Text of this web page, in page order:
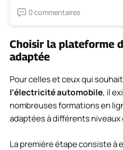
0 commentaires
Choisir la plateforme
adaptée
Pour celles et ceux qui
l’électricité automobile, il
nombreuses formations en
adaptées à différents
La première étape consiste à